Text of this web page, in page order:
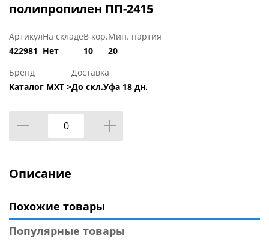
полипропилен ПП-2415
Артикул
422981
На складе
Нет
В кор.
10
Мин. партия
20
Бренд
Каталог МХТ >
Доставка
До скл.Уфа 18 дн.
Описание
Похожие товары
Популярные товары